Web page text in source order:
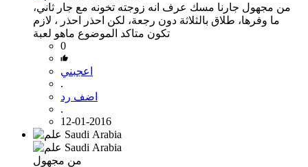
من مجهول جارنا مسك عرف انه زوجته تخونه مع جار ثاني،
ما وفرها، طلاق بالثلاثة دون رجعة، لكن احذر احذر ، لازم
تكون متاكد الموضوع ماهو لعبة
0
اعجبني
.
اضف رد
.
12-01-2016
من مجهول